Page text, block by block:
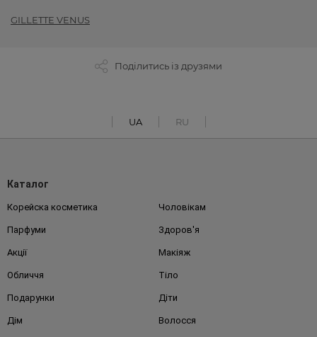
GILLETTE VENUS
Поділитись із друзями
UA RU
Каталог
Корейска косметика Чоловікам
Парфуми Здоров'я
Акції Макіяж
Обличчя Тіло
Подарунки Діти
Дім Волосся